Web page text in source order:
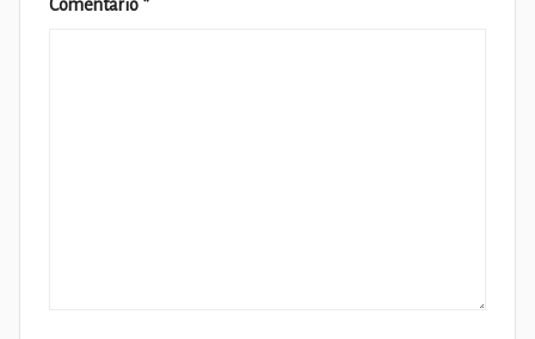
Comentário *